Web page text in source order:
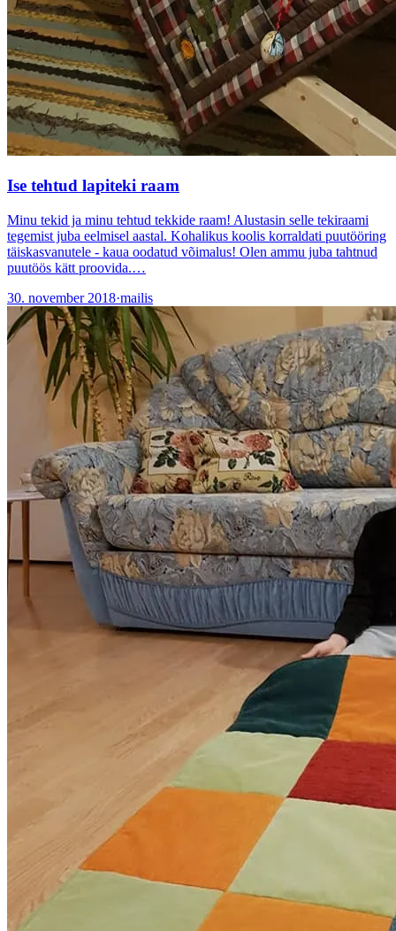
Ise tehtud lapiteki raam
Minu tekid ja minu tehtud tekkide raam! Alustasin selle tekiraami
tegemist juba eelmisel aastal. Kohalikus koolis korraldati puutööring
täiskasvanutele - kaua oodatud võimalus! Olen ammu juba tahtnud
puutöös kätt proovida.…
30. november 2018·mailis